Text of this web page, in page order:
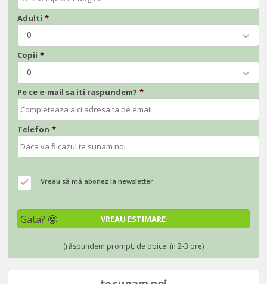
Adulti *
0
Copii *
0
Pe ce e-mail sa iti raspundem? *
Telefon *
Vreau să mă abonez la newsletter